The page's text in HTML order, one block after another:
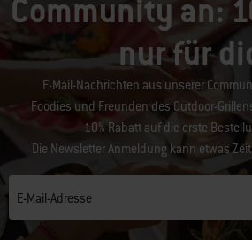
Community an:
nur für
E-Mail-Nachrichten aus unserer
Foodies und Freunden des Outdoor-
10% Rabatt auf die erste
Die Newsletter Anmeldung kann etwas
E-Mail-Adresse